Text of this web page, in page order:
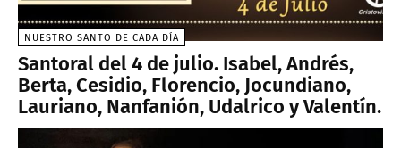
NUESTRO SANTO DE CADA DÍA
Santoral del 4 de julio. Isabel, Andrés,
Berta, Cesidio, Florencio, Jocundiano,
Lauriano, Nanfanión, Udalrico y Valentín.